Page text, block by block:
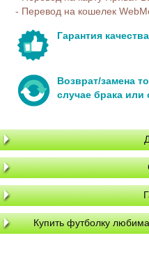
- Перевод на кошелек
Гарантия качества
Возврат/замена
случае брака
Купить футболку